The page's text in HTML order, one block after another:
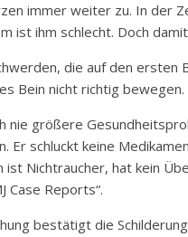
immer weiter zu. In der
ist ihm schlecht. Doch
die auf den ersten
Bein nicht richtig
nie größere
Er schluckt keine
ist Nichtraucher, hat kein
Case Reports“.
bestätigt die